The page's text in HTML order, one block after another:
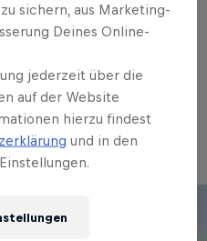
den Franzosen Jean-
Schweizer Marc
Run kannst du dir
unten anschauen. Wir
war Skicross noch
sichern, aus Marketing-
Deines Online-
jederzeit über die
auf der Website
hierzu findest
und in den